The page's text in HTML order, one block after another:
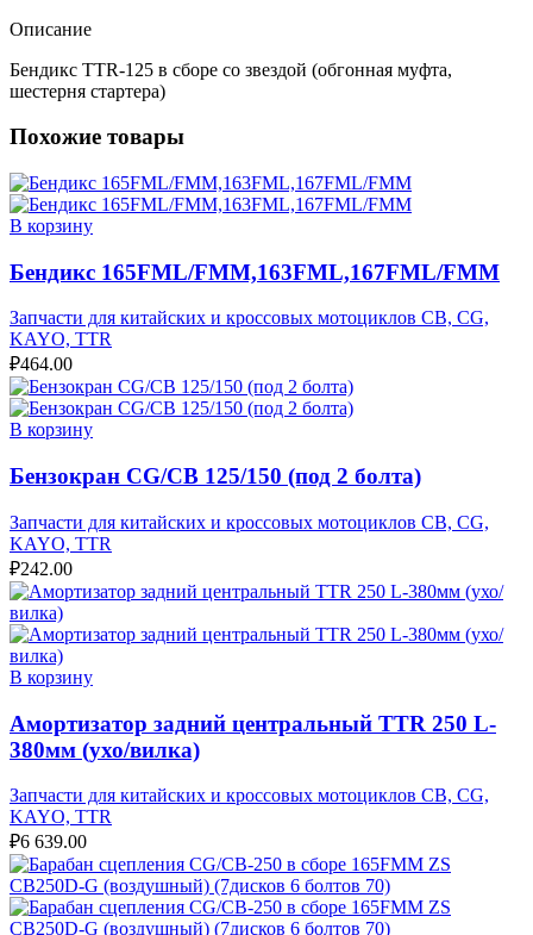
звездой
муфта,
шестерня
Описание
Бендикс TTR-125 в сборе со звездой (обгонная муфта,
шестерня стартера)
Похожие товары
В корзину
Бендикс 165FML/FMM,163FML,167FML/FMM
Запчасти для китайских и кроссовых мотоциклов CB, CG,
KAYO, TTR
₽464.00
В корзину
Бензокран CG/CB 125/150 (под 2 болта)
Запчасти для китайских и кроссовых мотоциклов CB, CG,
KAYO, TTR
₽242.00
В корзину
Амортизатор задний центральный TTR 250 L-
380мм (ухо/вилка)
Запчасти для китайских и кроссовых мотоциклов CB, CG,
KAYO, TTR
₽6 639.00